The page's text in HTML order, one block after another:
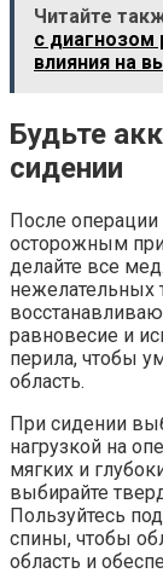
Читайте
с диагнозом
влияния на
Будьте
сидении
После
осторожным при
делайте все
нежелательных
равновесие и
перила, чтобы
область.
При сидении
нагрузкой на
мягких и
выбирайте
Пользуйтесь
спины, чтобы
область и